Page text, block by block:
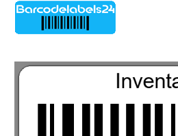
Bildergalerie überspringen